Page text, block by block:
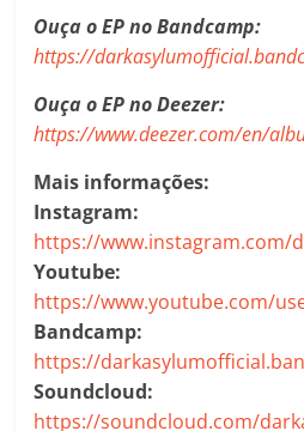
Ouça o EP no Bandcamp:
https://
Ouça o EP no Deezer:
https://www.deezer.com/en/
Mais informações:
Instagram:
https://www.instagram.com/
Youtube:
https://www.youtube.com/
Bandcamp:
https://
Soundcloud:
https://soundcloud.com/